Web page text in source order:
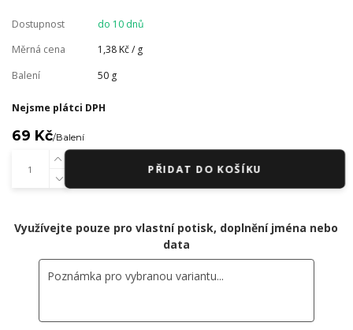
Dostupnost
do 10 dnů
Měrná cena
1,38 Kč / g
Balení
50 g
Nejsme plátci DPH
69 Kč/Balení
PŘIDAT DO KOŠÍKU
Využívejte pouze pro vlastní potisk, doplnění jména nebo
data